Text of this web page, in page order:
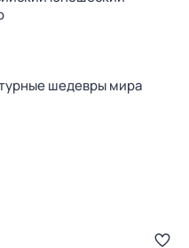
шедевры мира